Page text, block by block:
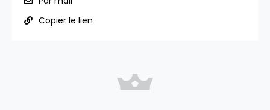
Copier le lien